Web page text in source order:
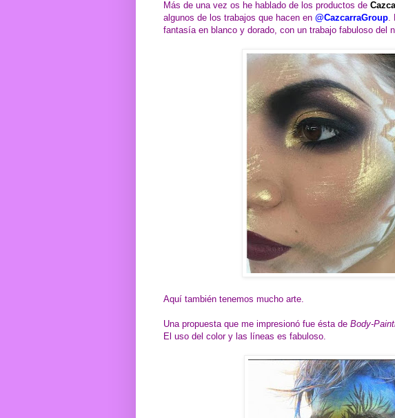
Más de una vez os he hablado de los productos de
algunos de los trabajos que hacen en @CazcarraGroup.
fantasía en blanco y dorado, con un trabajo fabuloso del
Aquí también tenemos mucho arte.
Una propuesta que me impresionó fue ésta de Body-
El uso del color y las líneas es fabuloso.